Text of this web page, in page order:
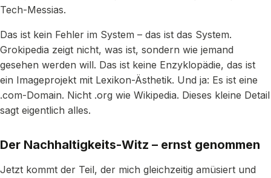
Tech-Messias.
Das ist kein Fehler im System – das ist das System.
Grokipedia zeigt nicht, was ist, sondern wie jemand
gesehen werden will. Das ist keine Enzyklopädie, das ist
ein Imageprojekt mit Lexikon-Ästhetik. Und ja: Es ist eine
.com-Domain. Nicht .org wie Wikipedia. Dieses kleine Detail
sagt eigentlich alles.
Der Nachhaltigkeits-Witz – ernst genommen
Jetzt kommt der Teil, der mich gleichzeitig amüsiert und